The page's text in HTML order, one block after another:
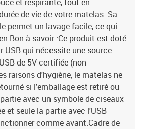
de vie de votre matelas. Sa
permet un lavage facile, ce qui
à savoir :Ce produit est doté
USB qui nécessite une source
de 5V certifiée (non
raisons d'hygiène, le matelas ne
si l'emballage est retiré ou
avec un symbole de ciseaux
et seule la partie avec l'USB
comme avant.Cadre de